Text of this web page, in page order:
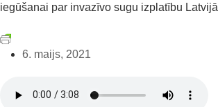
iegūšanai par invazīvo sugu izplatību Latvijā
6. maijs, 2021